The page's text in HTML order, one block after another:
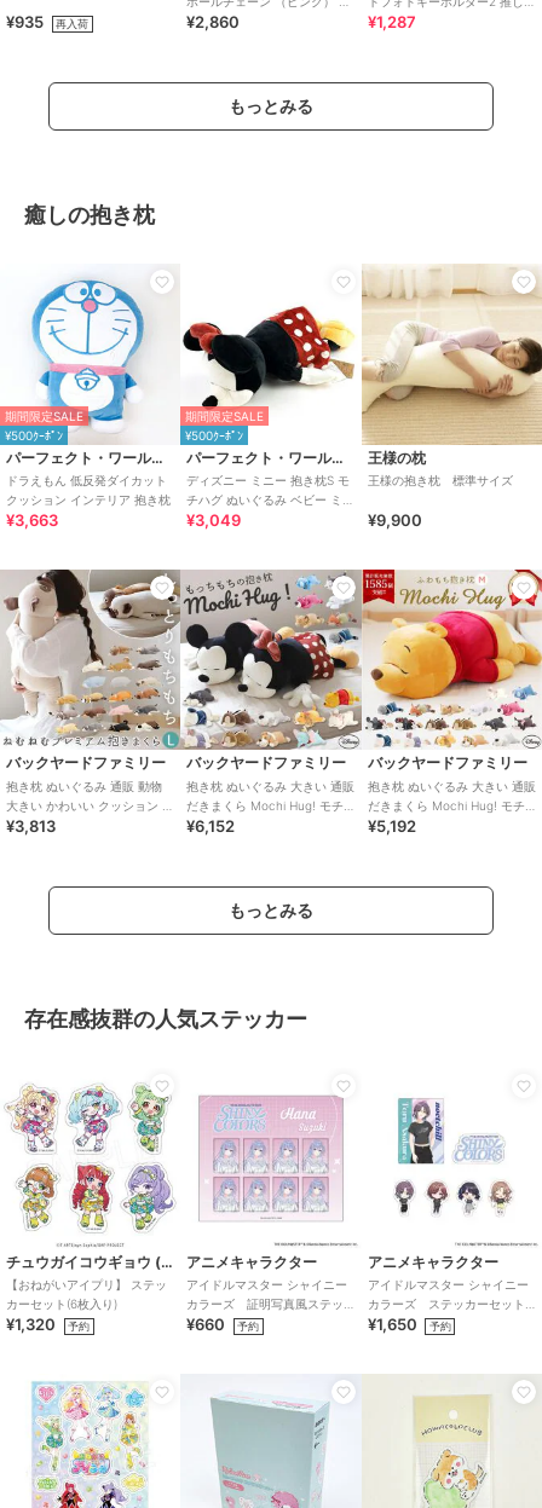
¥935 再入荷
し活
¥2,860
SNOOPY
¥1,287
もっとみる
癒しの抱き枕
期間限定SALE
¥500ｸｰﾎﾟﾝ
パーフェクト・ワールド・トーキョー
ドラえもん 低反発ダイカット
クッション インテリア 抱き枕
¥3,663
期間限定SALE
¥500ｸｰﾎﾟﾝ
パーフェクト・ワールド・トーキョー
ディズニー ミニー 抱き枕S モ
チハグ ぬいぐるみ ベビー ミッ
キー&ミニー ミニーマウス Dis
¥3,049
王様の枕
王様の抱き枕 標準サイズ
¥9,900
バックヤードファミリー
抱き枕 ぬいぐるみ 通販 動物
大きい かわいい クッション 子
供 マクラ キッズ 寝具 子供
¥3,813
バックヤードファミリー
抱き枕 ぬいぐるみ 大きい 通販
だきまくら Mochi Hug! モチ
ハグ Disney ディズニ
¥6,152
バックヤードファミリー
抱き枕 ぬいぐるみ 大きい 通販
だきまくら Mochi Hug! モチ
ハグ Disney ディズニ
¥5,192
もっとみる
存在感抜群の人気ステッカー
チュウガイコウギョウ (Chugai Mining)
【おねがいアイプリ】 ステッ
カーセット(6枚入り)
¥1,320 予約
アニメキャラクター
アイドルマスター シャイニー
カラーズ 証明写真風ステッ
カー (鈴木羽那)
¥660 予約
アニメキャラクター
アイドルマスター シャイニー
カラーズ ステッカーセット
(283プロ ノクチル)
¥1,650 予約